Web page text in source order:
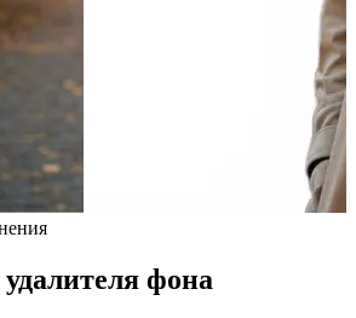
фона